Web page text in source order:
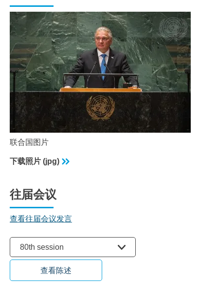
联合国图片
下载照片 (jpg)
往届会议
查看往届会议发言
80th session
查看陈述